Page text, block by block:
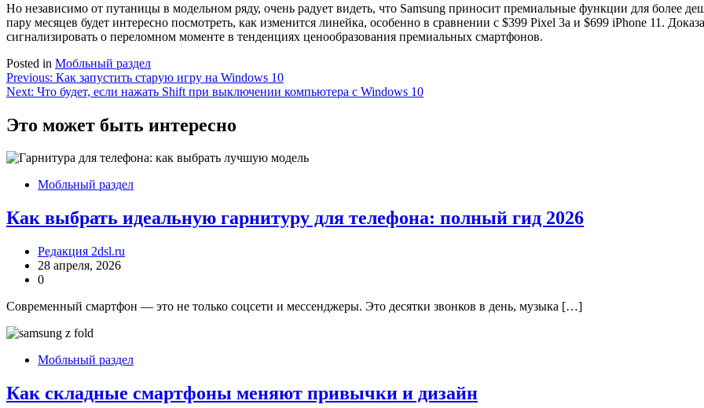
Но независимо от путаницы в модельном ряду, очень радует видеть, что Samsung приносит премиальные функции для более
пару месяцев будет интересно посмотреть, как изменится линейка, особенно в сравнении с $399 Pixel 3a и $699 iPhone 11.
сигнализировать о переломном моменте в тенденциях ценообразования премиальных смартфонов.
Posted in Мобльный раздел
Навигация
по
записям
Previous: Как запустить старую игру на Windows 10
Next: Что будет, если нажать Shift при выключении компьютера с Windows 10
Это может быть интересно
Мобльный раздел
Как выбрать идеальную гарнитуру для телефона: полный гид 2026
Редакция 2dsl.ru
28 апреля, 2026
0
Современный смартфон — это не только соцсети и мессенджеры. Это десятки звонков в день, музыка […]
Мобльный раздел
Как складные смартфоны меняют привычки и дизайн